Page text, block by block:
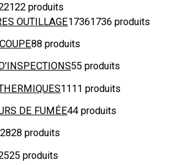
2122 produits
OUTILLAGE17361736 produits
88 produits
55 produits
1111 produits
DE FUMÉE44 produits
2828 produits
25 produits